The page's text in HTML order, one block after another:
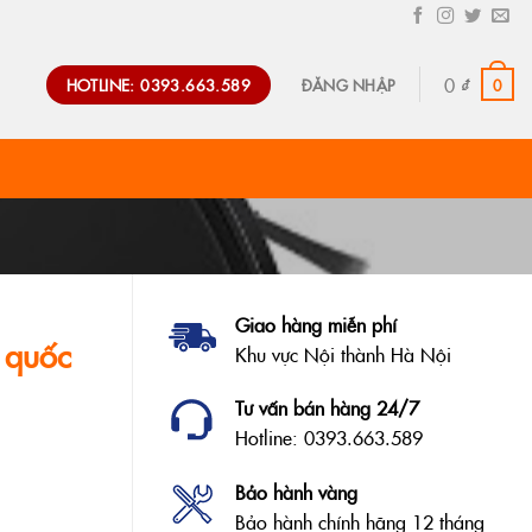
HOTLINE: 0393.663.589 ĐĂNG NHẬP 0 ₫ 0
Giao hàng miễn phí
Khu vực Nội thành Hà Nội
Tư vấn bán hàng 24/7
Hotline: 0393.663.589
Bảo hành vàng
Bảo hành chính hãng 12 tháng